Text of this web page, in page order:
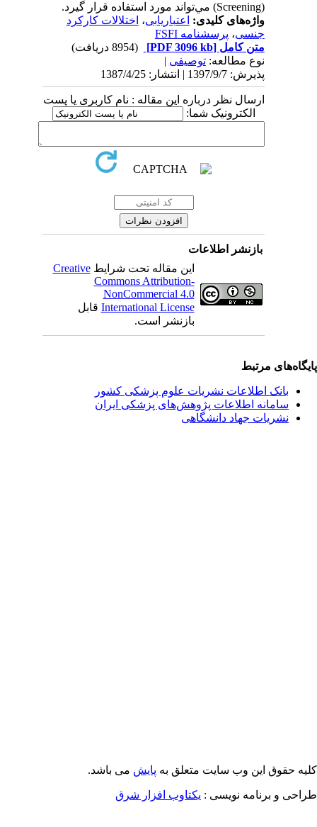
واژه‌های کلیدی:اعتباریابی،اختلالات کارکرد
جنسی،پرسشنامه FSFI
متن کامل[PDF 3096 kb]
نوع مطالعه:توصیفی|
پذیرش: 1397/9/7 | انتشار: 1387/4/25
ارسال نظر درباره این مقاله : نام کاربری یا پست
الکترونیک شما:
بازنشر اطلاعات
این مقاله تحت شرایطCreative
Commons Attribution-
NonCommercial 4.0
International Licenseقابل
بازنشر است.
مرتبط
بانک اطلاعات نشریات علوم پزشکی کشور
سامانه اطلاعات پژوهش‌های پزشکی ایران
نشریات جهاد دانشگاهی
حقوق این وب سایت متعلق بهپایشمی باشد.
و برنامه نویسی : یکتاوب افزار شرق